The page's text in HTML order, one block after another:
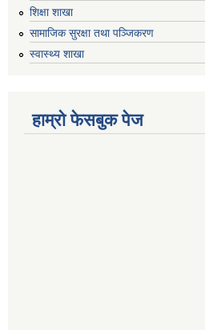
शिक्षा शाखा
सामाजिक सुरक्षा तथा पञ्जिकरण
स्वास्थ्य शाखा
हाम्रो फेसबुक पेज